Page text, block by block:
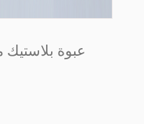
عبوة بلاستيك